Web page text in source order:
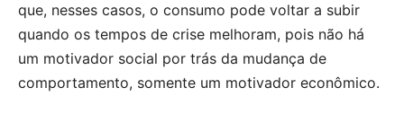
que, nesses casos, o consumo pode voltar a subir
quando os tempos de crise melhoram, pois não há
um motivador social por trás da mudança de
comportamento, somente um motivador econômico.